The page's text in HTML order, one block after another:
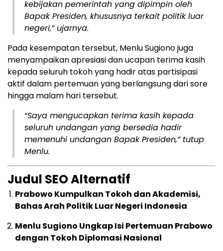
kebijakan pemerintah yang dipimpin oleh
Bapak Presiden, khususnya terkait politik luar
negeri,” ujarnya.
Pada kesempatan tersebut, Menlu Sugiono juga
menyampaikan apresiasi dan ucapan terima kasih
kepada seluruh tokoh yang hadir atas partisipasi
aktif dalam pertemuan yang berlangsung dari sore
hingga malam hari tersebut.
“Saya mengucapkan terima kasih kepada
seluruh undangan yang bersedia hadir
memenuhi undangan Bapak Presiden,” tutup
Menlu.
Judul SEO Alternatif
Prabowo Kumpulkan Tokoh dan Akademisi,
Bahas Arah Politik Luar Negeri Indonesia
Menlu Sugiono Ungkap Isi Pertemuan Prabowo
dengan Tokoh Diplomasi Nasional